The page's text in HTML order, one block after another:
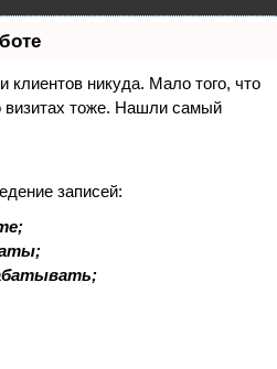
клиентов никуда. Мало того, что
визитах тоже. Нашли самый
записей: